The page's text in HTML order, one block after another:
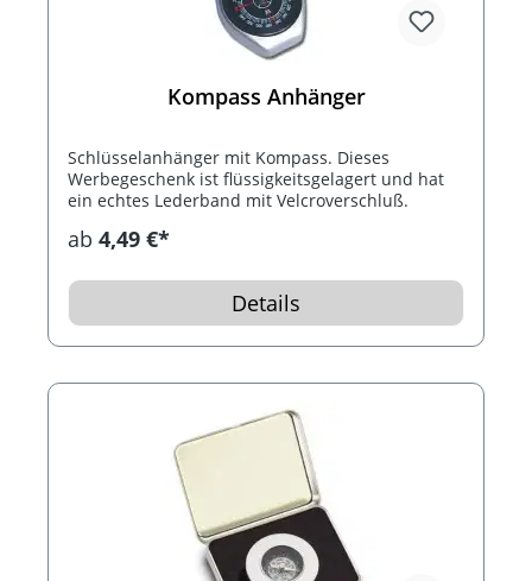
Kompass Anhänger
Schlüsselanhänger mit Kompass. Dieses
Werbegeschenk ist flüssigkeitsgelagert und hat
ein echtes Lederband mit Velcroverschluß.
ab 4,49 €*
Details